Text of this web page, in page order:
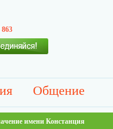
863
Общение
имени Констанция